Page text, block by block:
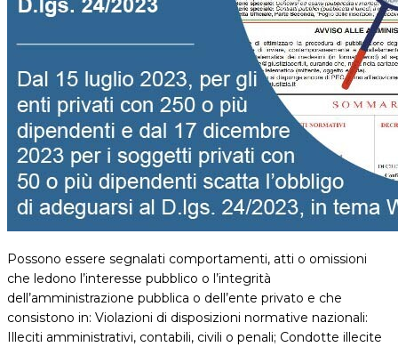
Possono essere segnalati comportamenti, atti o omissioni
che ledono l’interesse pubblico o l’integrità
dell’amministrazione pubblica o dell’ente privato e che
consistono in: Violazioni di disposizioni normative nazionali:
Illeciti amministrativi, contabili, civili o penali; Condotte illecite